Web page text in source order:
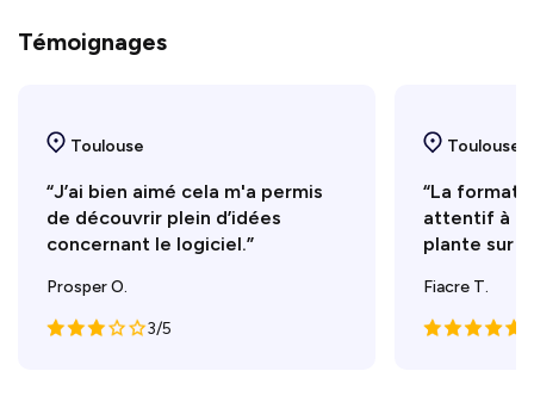
Témoignages
Toulouse
“J’ai bien aimé cela m'a permis
de découvrir plein d’idées
concernant le logiciel.”
Prosper O.
3/5
Toulouse
“La
attentif à
plante sur
Fiacre T.